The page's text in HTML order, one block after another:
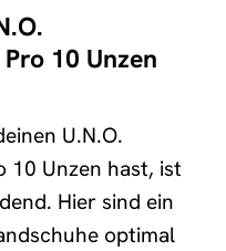
10 Unzen
U.N.O.
10 Unzen hast, ist
Hier sind ein
optimal